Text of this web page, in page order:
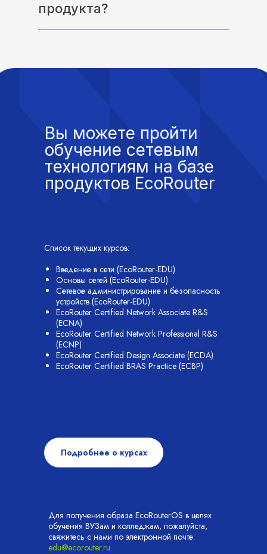
продукта?
Для получения образа EcoRouterOS в целях
обучения ВУЗам и колледжам, пожалуйста,
свяжитесь с нами по электронной почте:
edu@ecorouter.ru
Вы можете пройти
обучение сетевым
технологиям на базе
продуктов EcoRouter
Список текущих курсов:
Введение в сети (EcoRouter-EDU)
Основы сетей (EcoRouter-EDU)
Сетевое администрирование и безопасность
устройств (EcoRouter-EDU)
EcoRouter Certified Network Associate R&S
(ECNA)
EcoRouter Certified Network Professional R&S
(ECNP)
EcoRouter Certified Design Associate (ECDA)
EcoRouter Certified BRAS Practice (ECBP)
Подробнее о курсах